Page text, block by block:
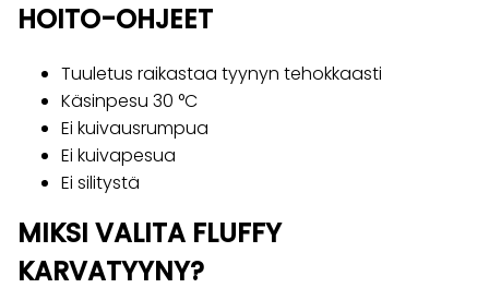
HOITO-OHJEET
Tuuletus raikastaa tyynyn tehokkaasti
Käsinpesu 30 °C
Ei kuivausrumpua
Ei kuivapesua
Ei silitystä
MIKSI VALITA FLUFFY
KARVATYYNY?